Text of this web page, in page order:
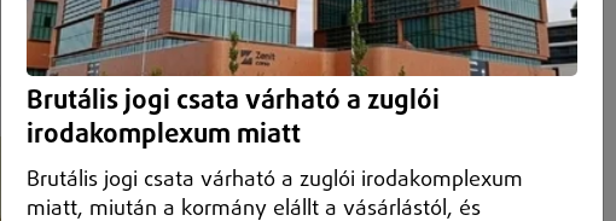
által összegyűjtött karácsonyi ajándékokat a Vármegyeházán.
Brutális jogi csata várható a zuglói
irodakomplexum miatt
Brutális jogi csata várható a zuglói irodakomplexum
miatt, miután a kormány elállt a vásárlástól, és